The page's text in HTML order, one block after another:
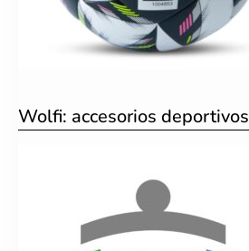
Wolfi: accesorios deportivos